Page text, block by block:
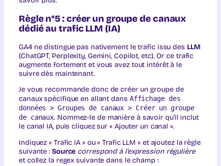
Règle n°5 : créer un groupe de canaux
dédié au trafic LLM (IA)
GA4 ne distingue pas nativement le trafic issu des LLM
(ChatGPT, Perplexity, Gemini, Copilot, etc). Or ce trafic
augmente fortement et vous avez tout intérêt à le
suivre dès maintenant.
Je vous recommande donc de créer un groupe de
canaux spécifique en allant dans Affichage des
données > Groupes de canaux > Créer un groupe
de canaux. Nommez-le de manière à savoir qu’il inclut
le canal IA, puis cliquez sur « Ajouter un canal ».
Indiquez « Trafic IA » ou « Trafic LLM » et ajoutez la règle
suivante :Source correspond à l’expression régulière
et collez la regex suivante dans le champ :